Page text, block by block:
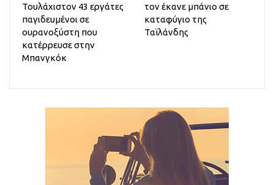
Τουλάχιστον 43 εργάτες
παγιδευμένοι σε
ουρανοξύστη που
κατέρρευσε στην
Μπανγκόκ
τον έκανε μπάνιο σε
καταφύγιο της
Ταϊλάνδης